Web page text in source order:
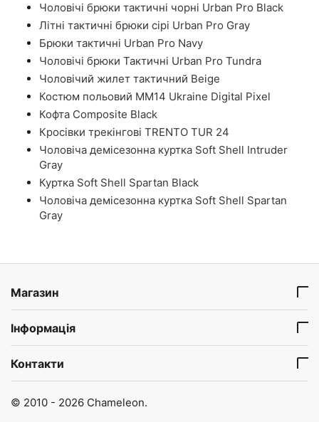
Чоловічі брюки тактичні чорні Urban Pro Black
Літні тактичні брюки сірі Urban Pro Gray
Брюки тактичні Urban Pro Navy
Чоловічі брюки Тактичні Urban Pro Tundra
Чоловічий жилет тактичний Beige
Костюм польовий ММ14 Ukraine Digital Pixel
Кофта Composite Black
Кросівки трекінгові TRENTO TUR 24
Чоловіча демісезонна куртка Soft Shell Intruder
Gray
Куртка Soft Shell Spartan Black
Чоловіча демісезонна куртка Soft Shell Spartan
Gray
Магазин
Інформація
Контакти
© 2010 - 2026 Chameleon.